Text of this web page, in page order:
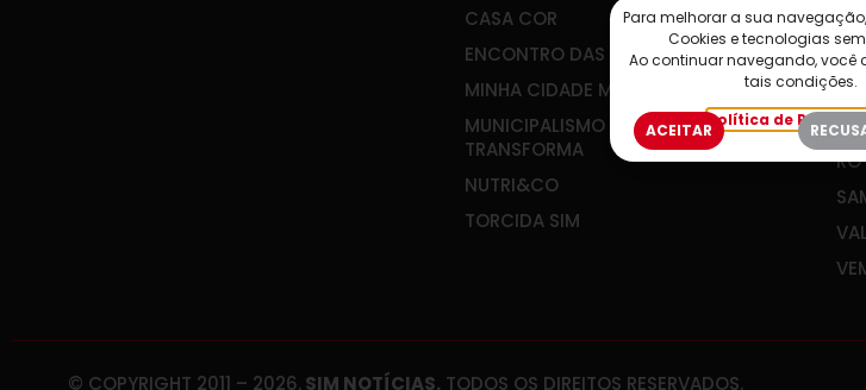
CASA COR
ENCONTRO DAS ÁGUAS
MINHA CIDADE MEU FUTURO
MUNICIPALISMO QUE
TRANSFORMA
NUTRI&CO
TORCIDA SIM
© COPYRIGHT 2011 – 2026.SIM NOTÍCIAS. TODOS OS DIREITOS RESERVADOS.
Para melhorar a sua
Cookies e tecnologias
Ao continuar navegando, você
tais condições.
Política de
ACEITAR